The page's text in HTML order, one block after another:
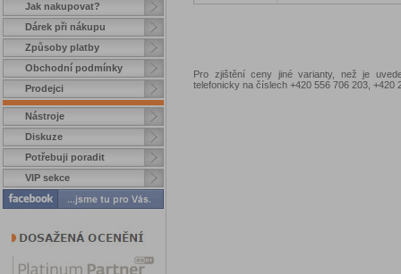
Jak nakupovat?
Dárek při nákupu
Způsoby platby
Obchodní podmínky
Prodejci
Nástroje
Diskuze
Potřebuji poradit
VIP sekce
Pro zjištění ceny jiné varianty, než je
telefonicky na číslech +420 556 706 203, +420